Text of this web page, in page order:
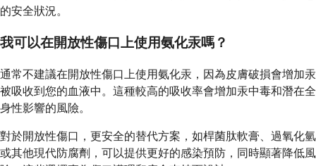
的安全狀況。
我可以在開放性傷口上使用氨化汞嗎？
通常不建議在開放性傷口上使用氨化汞，因為皮膚破損會增加汞
被吸收到您的血液中。這種較高的吸收率會增加汞中毒和潛在全
身性影響的風險。
對於開放性傷口，更安全的替代方案，如桿菌肽軟膏、過氧化氫
或其他現代防腐劑，可以提供更好的感染預防，同時顯著降低風